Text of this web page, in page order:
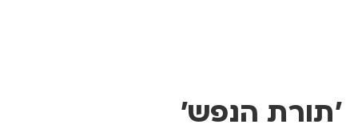
'תורת הנפש'